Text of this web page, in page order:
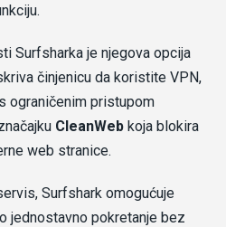
Surfsharka je njegova opcija
činjenicu da koristite VPN,
ograničenim pristupom
CleanWeb koja blokira
web stranice.
Surfshark omogućuje
jednostavno pokretanje bez